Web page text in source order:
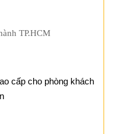
TP.HCM
cấp cho phòng khách